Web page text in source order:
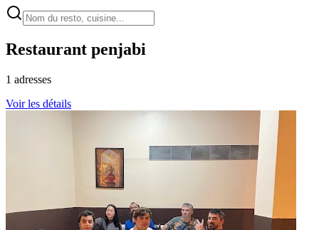
Restaurant penjabi
1 adresses
Voir les détails